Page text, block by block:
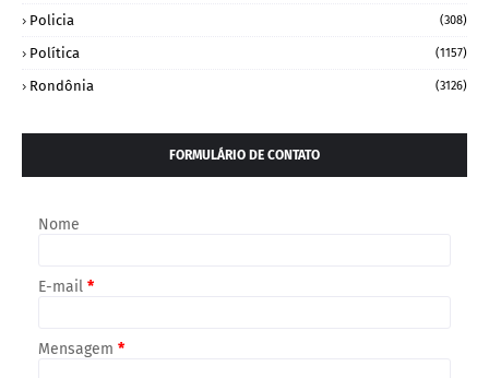
Policia (308)
Política (1157)
Rondônia (3126)
FORMULÁRIO DE CONTATO
Nome
E-mail *
Mensagem *